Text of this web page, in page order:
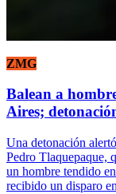
ZMG
Balean a
Aires;
Una detonación
Pedro Tlaquepaque,
un hombre tendido
recibido un disparo